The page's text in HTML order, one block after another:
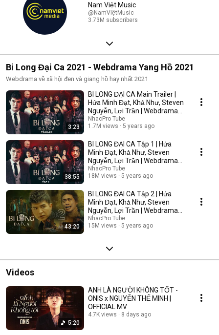
Nam Việt Music
@NamViệtMusic
3.73M subscribers
Bi Long Đại Ca 2021 - Webdrama Yang Hồ 2021
Webdrama về xã hội đen và giang hồ hay nhất 2021
3:23
BI LONG ĐẠI CA Main Trailer |
Hứa Minh Đạt, Khả Như, Steven
Nguyễn, Lợi Trần | Webdrama
Yang Hồ 2021
NhacPro Tube
1.7M views
5 years ago
38:55
BI LONG ĐẠI CA Tập 1 | Hứa
Minh Đạt, Khả Như, Steven
Nguyễn, Lợi Trần | Webdrama
Yang Hồ 2021
NhacPro Tube
18M views
5 years ago
43:20
BI LONG ĐẠI CA Tập 2 | Hứa
Minh Đạt, Khả Như, Steven
Nguyễn, Lợi Trần | Webdrama
Yang Hồ 2021
NhacPro Tube
15M views
5 years ago
Videos
5:20
ANH LÀ NGƯỜI KHÔNG TỐT -
ONIS x NGUYỄN THẾ MINH |
OFFICIAL MV
4.7K views 8 days ago